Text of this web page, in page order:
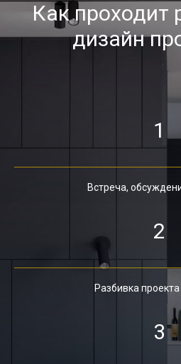
Как проходит
дизайн
1
Встреча,
2
Разбивка
3